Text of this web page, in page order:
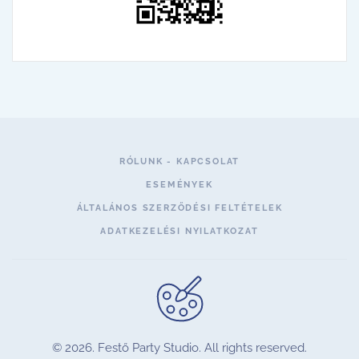
RÓLUNK - KAPCSOLAT
ESEMÉNYEK
ÁLTALÁNOS SZERZŐDÉSI FELTÉTELEK
ADATKEZELÉSI NYILATKOZAT
© 2026. Festő Party Studio. All rights reserved.